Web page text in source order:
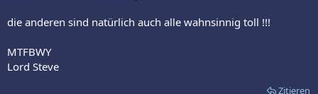
die anderen sind natürlich auch alle wahnsinnig toll !!!
MTFBWY
Lord Steve
Zitieren